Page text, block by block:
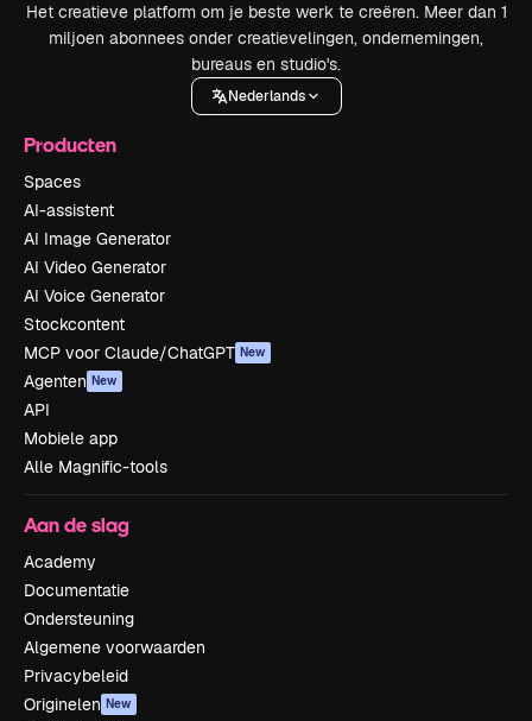
Het creatieve platform om je beste werk te creëren. Meer dan 1
miljoen abonnees onder creatievelingen, ondernemingen,
bureaus en studio's.
Nederlands
Producten
Spaces
AI-assistent
AI Image Generator
AI Video Generator
AI Voice Generator
Stockcontent
MCP voor Claude/ChatGPT New
Agenten New
API
Mobiele app
Alle Magnific-tools
Aan de slag
Academy
Documentatie
Ondersteuning
Algemene voorwaarden
Privacybeleid
Originelen New